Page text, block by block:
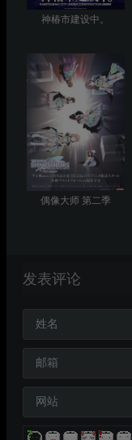
神椿市建设中。
偶像大师 第二季
发表评论
姓名
邮箱
网站